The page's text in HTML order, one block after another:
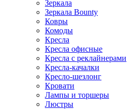
Зеркала
Зеркала Bounty
Ковры
Комоды
Кресла
Кресла офисные
Кресла с реклайнерами
Кресла-качалки
Кресло-шезлонг
Кровати
Лампы и торшеры
Люстры